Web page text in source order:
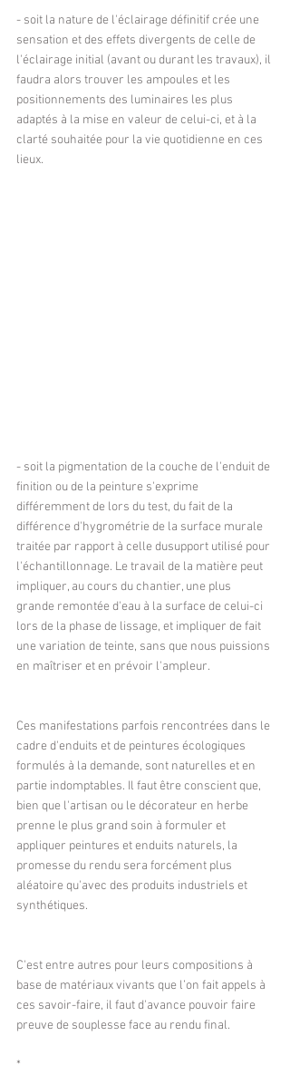
- soit la nature de l'éclairage définitif crée une
sensation et des effets divergents de celle de
l'éclairage initial (avant ou durant les travaux), il
faudra alors trouver les ampoules et les
positionnements des luminaires les plus
adaptés à la mise en valeur de celui-ci, et à la
clarté souhaitée pour la vie quotidienne en ces
lieux.
- soit la pigmentation de la couche de l'enduit de
finition ou de la peinture s'exprime
différemment de lors du test, du fait de la
différence d'hygrométrie de la surface murale
traitée par rapport à celle dusupport utilisé pour
l'échantillonnage. Le travail de la matière peut
impliquer, au cours du chantier, une plus
grande remontée d'eau à la surface de celui-ci
lors de la phase de lissage, et impliquer de fait
une variation de teinte, sans que nous puissions
en maîtriser et en prévoir l'ampleur.
Ces manifestations parfois rencontrées dans le
cadre d'enduits et de peintures écologiques
formulés à la demande, sont naturelles et en
partie indomptables. Il faut être conscient que,
bien que l'artisan ou le décorateur en herbe
prenne le plus grand soin à formuler et
appliquer peintures et enduits naturels, la
promesse du rendu sera forcément plus
aléatoire qu'avec des produits industriels et
synthétiques.
C'est entre autres pour leurs compositions à
base de matériaux vivants que l’on fait appels à
ces savoir-faire, il faut d'avance pouvoir faire
preuve de souplesse face au rendu final.
*